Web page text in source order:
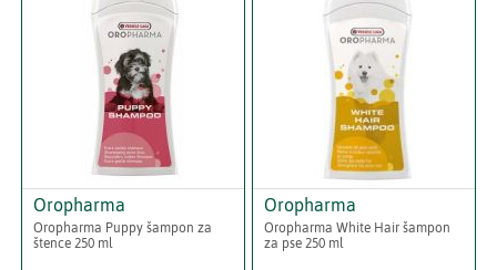
Oropharma
Oropharma Puppy šampon za
štence 250 ml
Oropharma
Oropharma White Hair šampon
za pse 250 ml